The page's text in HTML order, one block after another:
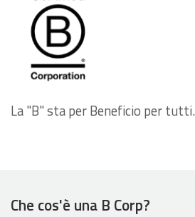
La "B" sta per Beneficio per tutti.
Che cos'è una B Corp?